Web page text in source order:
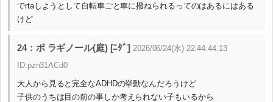
でrtaしようとして自転車ごと車に撥ねられるってのはあるにはある
けど
24：ボ ラギノール(庭) [ﾆﾀﾞ] 2026/06/24(水) 22:44:44.13
ID:pzn31ACd0
大人から見ると完全なADHDの挙動なんだろうけど
子供のうちは目の前の事しか考えられない子もいるから